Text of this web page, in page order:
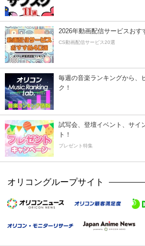
2026年動画配信サービスおす
CS動画配信サービス20選
毎週の音楽ランキングから、
ク！
試写会、登壇イベント、サイ
ト！
プレゼント特集
オリコングループサイト